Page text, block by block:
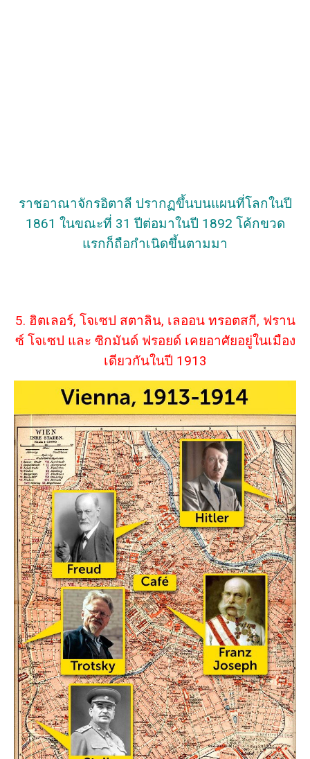
ราชอาณาจักรอิตาลี ปรากฏขึ้นบนแผนที่โลกในปี
1861 ในขณะที่ 31 ปีต่อมาในปี 1892 โค้กขวด
แรกก็ถือกำเนิดขึ้นตามมา
5. ฮิตเลอร์, โจเซป สตาลิน, เลออน ทรอตสกี, ฟราน
ซ์ โจเซป และ ซิกมันด์ ฟรอยด์ เคยอาศัยอยู่ในเมือง
เดียวกันในปี 1913